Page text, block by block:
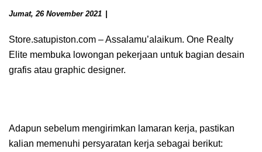
Jumat, 26 November 2021
Store.satupiston.com – Assalamu’alaikum. One Realty
Elite membuka lowongan pekerjaan untuk bagian desain
grafis atau graphic designer.
Adapun sebelum mengirimkan lamaran kerja, pastikan
kalian memenuhi persyaratan kerja sebagai berikut: